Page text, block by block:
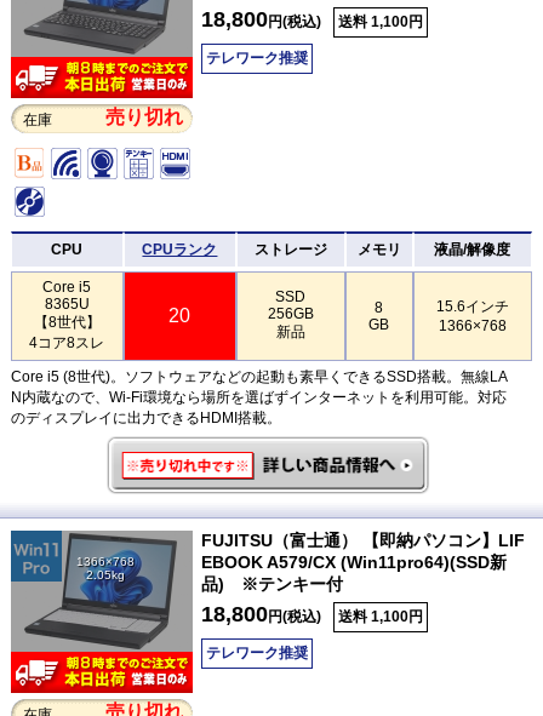
在庫 売り切れ
18,800円(税込) 送料 1,100円
テレワーク推奨
CPU CPUランク ストレージ メモリ 液晶/解像度
Core i5
8365U
【8世代】
4コア8スレ
20
SSD
256GB
新品
8
GB
15.6インチ
1366×768
Core i5 (8世代)。ソフトウェアなどの起動も素早くできるSSD搭載。無線LA
N内蔵なので、Wi-Fi環境なら場所を選ばずインターネットを利用可能。対応
のディスプレイに出力できるHDMI搭載。
1366×768
2.05kg
売り切れ
FUJITSU（富士通） 【即納パソコン】LIF
EBOOK A579/CX (Win11pro64)(SSD新
品) ※テンキー付
18,800円(税込) 送料 1,100円
テレワーク推奨